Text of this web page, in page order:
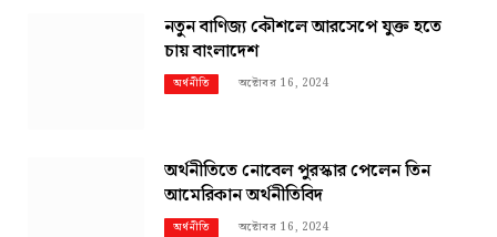
নতুন বাণিজ্য কৌশলে আরসেপে যুক্ত হতে
চায় বাংলাদেশ
অর্থনীতি অক্টোবর 16, 2024
অর্থনীতিতে নোবেল পুরস্কার পেলেন তিন
আমেরিকান অর্থনীতিবিদ
অর্থনীতি অক্টোবর 16, 2024